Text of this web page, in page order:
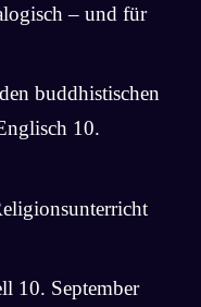
– und für
buddhistischen
10.
10. September